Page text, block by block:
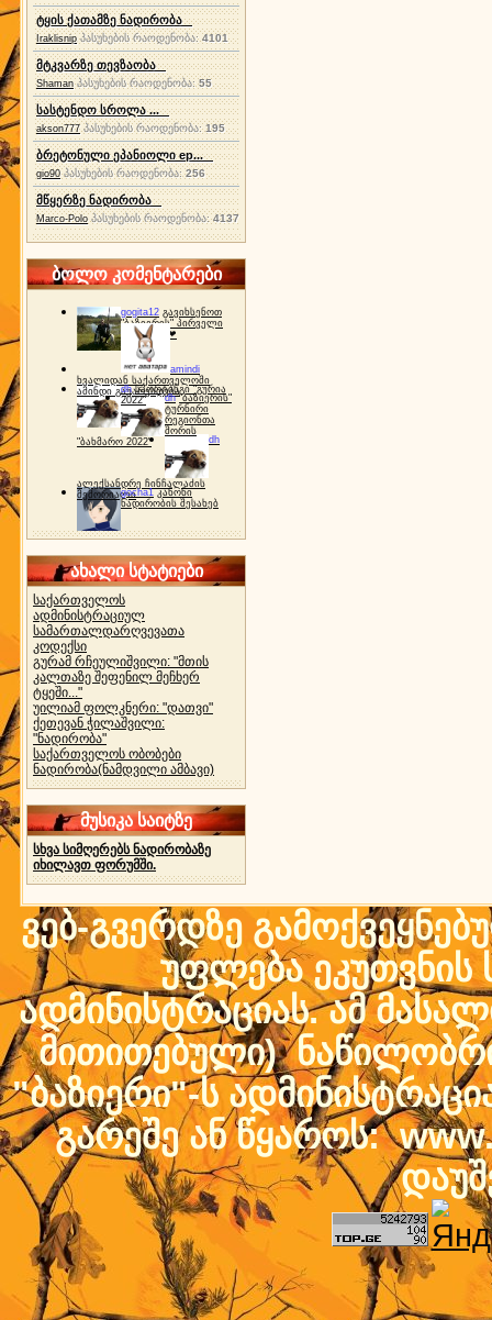
ტყის ქათამზე ნადირობა
Iraklisnip პასუხების რაოდენობა: 4101
მტკვარზე თევზაობა
Shaman პასუხების რაოდენობა:55
სასტენდო სროლა ...
akson777 პასუხების რაოდენობა:195
ბრეტონული ეპანიოლი ep...
gio90 პასუხების რაოდენობა:256
მწყერზე ნადირობა
Marco-Polo პასუხების რაოდენობა:4137
ბოლო კომენტარები
gogita12 გავიხსენოთ
"ბაზიერის" პირველი
ტურნირი ❤
amindi
ხვალიდან საქართველოში
ამინდი გაუარესდება
dh სპორტინგი "გურია
2022"
dh "ბაზიერის"
ტურნირი
რეგიონთა
შორის
"ბახმარო 2022"
dh
ალექსანდრე ჩინჩალაძის
მემორიალიgocha1 კანონი
ნადირობის შესახებ
ახალი სტატიები
საქართველოს
ადმინისტრაციულ
სამართალდარღვევათა
კოდექსი
გურამ რჩეულიშვილი: "მთის
კალთაზე შეფენილ მეჩხერ
ტყეში..."
უილიამ ფოლკნერი: "დათვი"
ქეთევან ჭილაშვილი:
"ნადირობა"
საქართველოს ობობები
ნადირობა(ნამდვილი ამბავი)
მუსიკა საიტზე
სხვა სიმღერებს ნადირობაზე
იხილავთ ფორუმში.
ვებ-გვერდზე
უფლება ეკუთვნის
ადმინისტრაციას. ამ
მითითებული)
"ბაზიერი"-ს
გარეშე ან წყაროს: